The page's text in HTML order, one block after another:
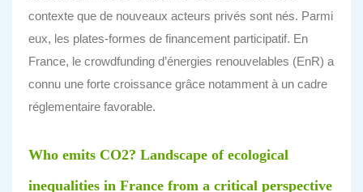
contexte que de nouveaux acteurs privés sont nés. Parmi
eux, les plates-formes de financement participatif. En
France, le crowdfunding d’énergies renouvelables (EnR) a
connu une forte croissance grâce notamment à un cadre
réglementaire favorable.
Who emits CO2? Landscape of ecological
inequalities in France from a critical perspective